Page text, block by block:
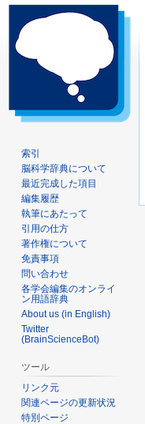
索引
脳科学辞典について
最近完成した項目
編集履歴
執筆にあたって
引用の仕方
著作権について
免責事項
問い合わせ
各学会編集のオンライ
ン用語辞典
About us (in English)
Twitter
(BrainScienceBot)
ツール
リンク元
関連ページの更新状況
特別ページ